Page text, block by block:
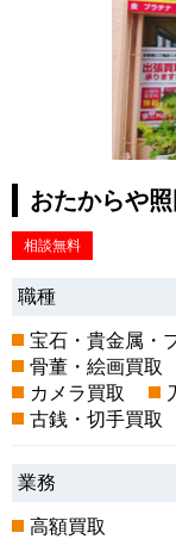
おたからや
相談無料
職種
宝石・貴金属・
骨董・絵画買取
カメラ買取
古銭・切手買取
業務
高額買取